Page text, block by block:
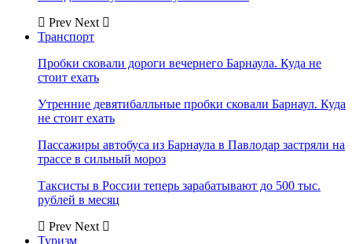
Prev Next
Транспорт
Пробки сковали дороги вечернего Барнаула. Куда не
стоит ехать
Утренние девятибалльные пробки сковали Барнаул. Куда
не стоит ехать
Пассажиры автобуса из Барнаула в Павлодар застряли на
трассе в сильный мороз
Таксисты в России теперь зарабатывают до 500 тыс.
рублей в месяц
Prev Next
Туризм